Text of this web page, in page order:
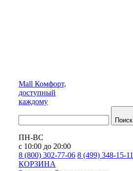
Mall Комфорт,
доступный
каждому
Поиск
ПН-ВС
с 10:00 до 20:00
8 (800) 302-77-06 8 (499) 348-15-11
КОРЗИНА